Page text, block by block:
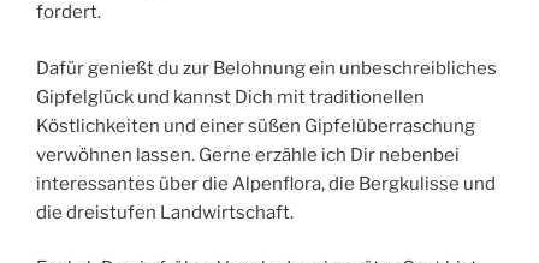
fordert.
Dafür genießt du zur Belohnung ein unbeschreibliches
Gipfelglück und kannst Dich mit traditionellen
Köstlichkeiten und einer süßen Gipfelüberraschung
verwöhnen lassen. Gerne erzähle ich Dir nebenbei
interessantes über die Alpenflora, die Bergkulisse und
die dreistufen Landwirtschaft.